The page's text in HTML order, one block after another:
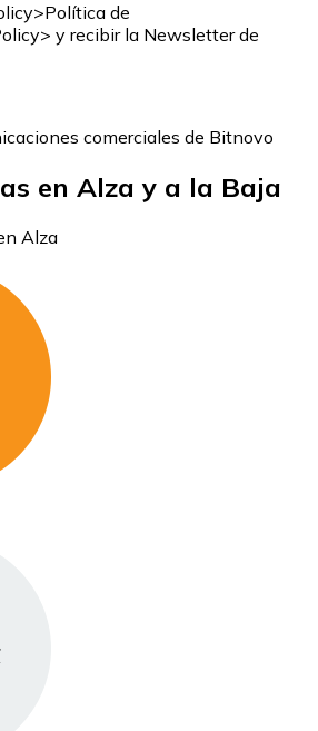
de
y recibir la Newsletter de
comerciales de Bitnovo
en Alza y a la Baja
Alza